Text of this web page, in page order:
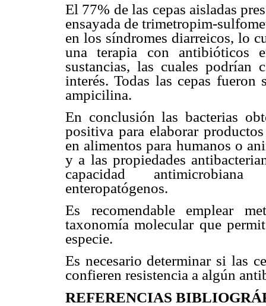
El 77% de las cepas aisladas
ensayada de trimetropim-
en los síndromes diarreicos, lo
una terapia con antibióticos
sustancias, las cuales podrían
interés. Todas las cepas fueron
ampicilina.
En conclusión las bacterias
positiva para elaborar
en alimentos para humanos o
y a las propiedades
capacidad
enteropatógenos.
Es recomendable emplear
taxonomía molecular que
especie.
Es necesario determinar si las
confieren resistencia a algún
REFERENCIAS